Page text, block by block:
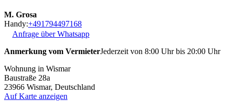
M. Grosa
Handy:+491794497168
Anfrage über Whatsapp
Anmerkung vom VermieterJederzeit von 8:00 Uhr bis 20:00 Uhr
Wohnung in Wismar
Baustraße 28a
23966 Wismar, Deutschland
Auf Karte anzeigen